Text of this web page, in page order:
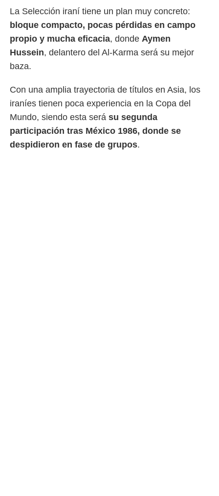
La Selección iraní tiene un plan muy concreto:
bloque compacto, pocas pérdidas en campo
propio y mucha eficacia, donde Aymen
Hussein, delantero del Al-Karma será su mejor
baza.
Con una amplia trayectoria de títulos en Asia, los
iraníes tienen poca experiencia en la Copa del
Mundo, siendo esta será su segunda
participación tras México 1986, donde se
despidieron en fase de grupos.